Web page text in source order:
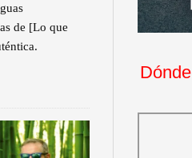
de [Lo que